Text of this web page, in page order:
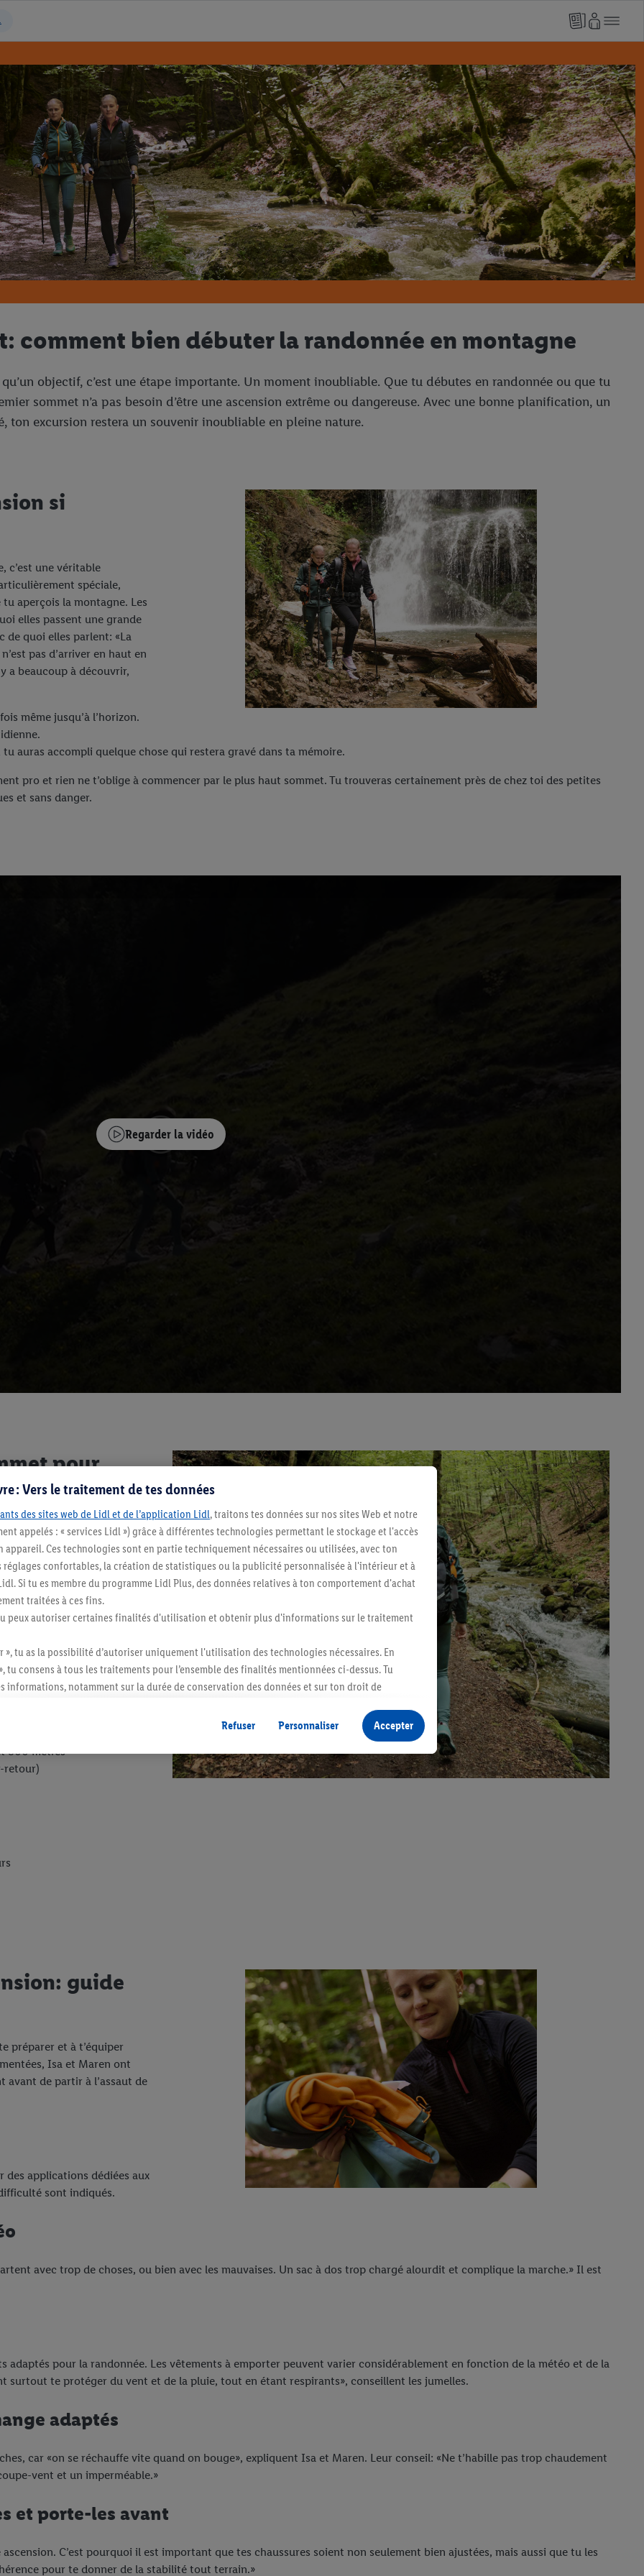
comment bien débuter la randonnée en montagne
objectif, c’est une étape importante. Un moment inoubliable. Que tu débutes en randonnée ou que tu
sommet n’a pas besoin d’être une ascension extrême ou dangereuse. Avec une bonne planification, un
excursion restera un souvenir inoubliable en pleine nature.
si
c’est une véritable
spéciale,
aperçois la montagne. Les
elles passent une grande
de quoi elles parlent: «La
pas d’arriver en haut en
a beaucoup à découvrir,
même jusqu’à l’horizon.
auras accompli quelque chose qui restera gravé dans ta mémoire.
pro et rien ne t’oblige à commencer par le plus haut sommet. Tu trouveras certainement près de chez toi des petites
et sans danger.
Regarder la vidéo
pour
de nombreuses
Pour ta première
800 mètres
retour)
guide
préparer et à t’équiper
Isa et Maren ont
avant de partir à l’assaut de
applications dédiées aux
sont indiqués.
avec trop de choses, ou bien avec les mauvaises. Un sac à dos trop chargé alourdit et complique la marche.» Il est
pour la randonnée. Les vêtements à emporter peuvent varier considérablement en fonction de la météo et de la
surtout te protéger du vent et de la pluie, tout en étant respirants», conseillent les jumelles.
adaptés
car «on se réchauffe vite quand on bouge», expliquent Isa et Maren. Leur conseil: «Ne t’habille pas trop chaudement
vent et un imperméable.»
et porte-les avant
C’est pourquoi il est important que tes chaussures soient non seulement bien ajustées, mais aussi que tu les
pour te donner de la stabilité tout terrain.»
: Vers le traitement de tes données
des sites web de Lidl et de l’application Lidl, traitons tes données sur nos sites Web et notre
appelés : « services Lidl ») grâce à différentes technologies permettant le stockage et l'accès
Ces technologies sont en partie techniquement nécessaires ou utilisées, avec ton
réglages confortables, la création de statistiques ou la publicité personnalisée à l'intérieur et à
Si tu es membre du programme Lidl Plus, des données relatives à ton comportement d'achat
traitées à ces fins.
peux autoriser certaines finalités d'utilisation et obtenir plus d'informations sur le traitement
», tu as la possibilité d’autoriser uniquement l'utilisation des technologies nécessaires. En
tu consens à tous les traitements pour l’ensemble des finalités mentionnées ci-dessus. Tu
informations, notamment sur la durée de conservation des données et sur ton droit de
Refuser Personnaliser Accepter